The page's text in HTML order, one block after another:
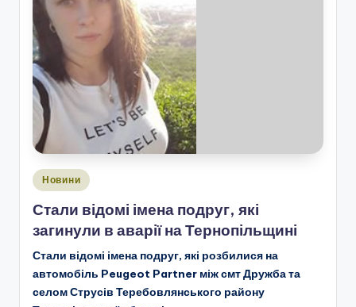
Опубліковано
Новини
Стали відомі імена подруг, які
загинули в аварії на Тернопільщині
Стали відомі імена подруг, які розбилися на
автомобіль Peugeot Partner між смт Дружба та
селом Струсів Теребовлянського району